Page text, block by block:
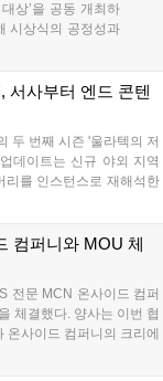
상’을 공동 개최하
시상식의 공정성과
영향력을 확대해 e
상식이 e스포츠의
되도록 노력하겠다
서사부터 엔드 콘텐
두 번째 시즌 '울라텍의 저
데이트는 신규 야외 지역
리를 인스턴스로 재해석한
선 및 신화+ 던전 로테이
컴퍼니와 MOU 체
전문 MCN 온사이드 컴퍼
체결했다. 양사는 이번 협
사이드 컴퍼니의 크리에
를 공동 기획한다. 또한